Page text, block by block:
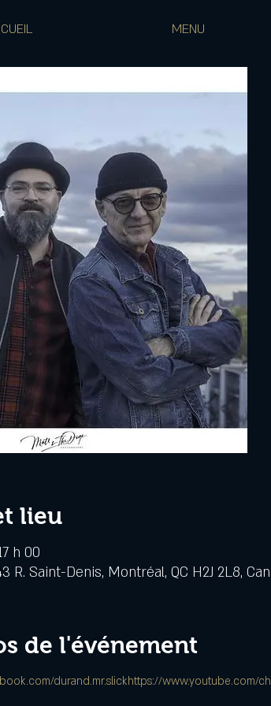
MENU
lieu
h 00
R. Saint-Denis, Montréal, QC H2J 2L8,
de l'événement
durand.mr.slickhttps://www.youtube.com/